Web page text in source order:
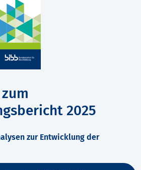
2025
zur Entwicklung der